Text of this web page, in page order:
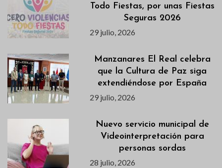
Todo Fiestas, por unas Fiestas
Seguras 2026
29 julio, 2026
Manzanares El Real celebra
que la Cultura de Paz siga
extendiéndose por España
29 julio, 2026
Nuevo servicio municipal de
Videointerpretación para
personas sordas
28 julio, 2026